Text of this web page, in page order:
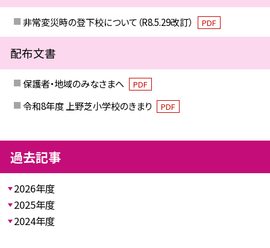
非常変災時の登下校について（R8.5.29改訂） PDF
配布文書
保護者・地域のみなさまへ PDF
令和8年度 上野芝小学校のきまり PDF
過去記事
2026年度
2025年度
2024年度